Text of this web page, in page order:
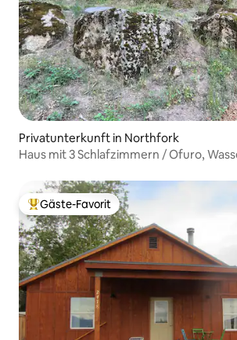
Privatunterkunft in Northfork
Haus mit 3 Schlafzimmern / Ofuro,
Beliebter Gäste-Favorit.
Gäste-Favorit